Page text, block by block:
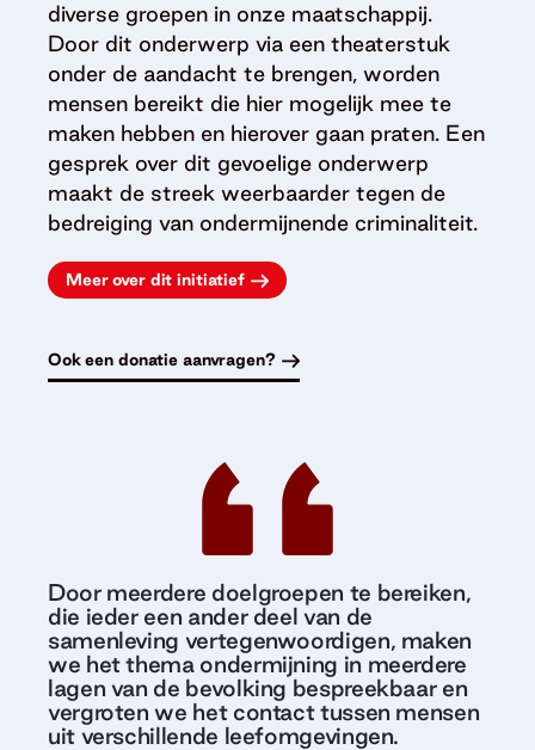
diverse groepen in onze maatschappij.
Door dit onderwerp via een theaterstuk
onder de aandacht te brengen, worden
mensen bereikt die hier mogelijk mee te
maken hebben en hierover gaan praten. Een
gesprek over dit gevoelige onderwerp
maakt de streek weerbaarder tegen de
bedreiging van ondermijnende criminaliteit.
Meer over dit initiatief
Ook een donatie aanvragen?
Door meerdere doelgroepen te bereiken,
die ieder een ander deel van de
samenleving vertegenwoordigen, maken
we het thema ondermijning in meerdere
lagen van de bevolking bespreekbaar en
vergroten we het contact tussen mensen
uit verschillende leefomgevingen.